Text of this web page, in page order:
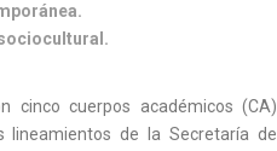
cinco cuerpos académicos (CA)
lineamientos de la Secretaría de